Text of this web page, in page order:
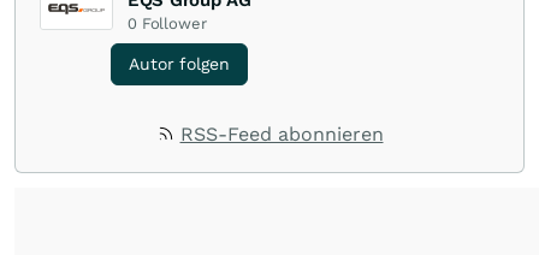
0 Follower
Autor folgen
RSS-Feed abonnieren